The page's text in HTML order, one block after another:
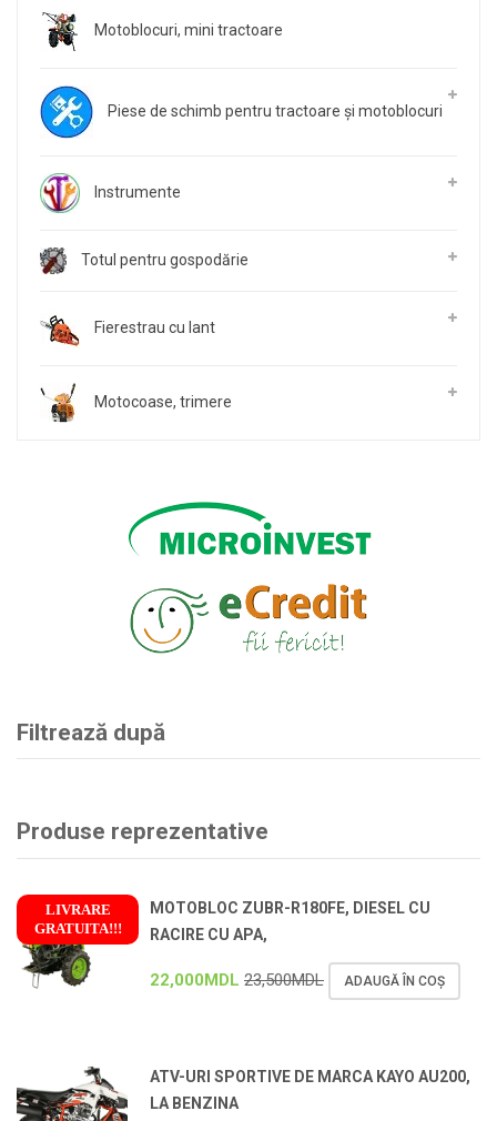
Motoblocuri, mini tractoare
Piese de schimb pentru tractoare și motoblocuri
Instrumente
Totul pentru gospodărie
Fierestrau cu lant
Motocoase, trimere
Filtrează după
Produse reprezentative
LIVRARE
GRATUITA!!!
!
MOTOBLOC ZUBR-R180FE, DIESEL CU
RACIRE CU APA,
22,000MDL 23,500MDL ADAUGĂ ÎN COȘ
ATV-URI SPORTIVE DE MARCA KAYO AU200,
LA BENZINA